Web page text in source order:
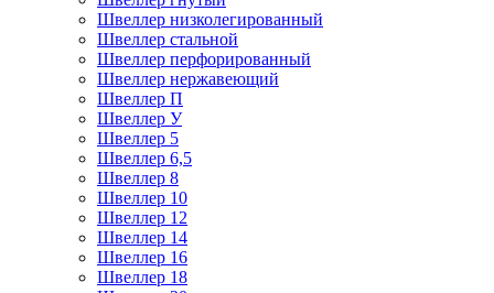
Швеллер низколегированный
Швеллер стальной
Швеллер перфорированный
Швеллер нержавеющий
Швеллер П
Швеллер У
Швеллер 5
Швеллер 6,5
Швеллер 8
Швеллер 10
Швеллер 12
Швеллер 14
Швеллер 16
Швеллер 18